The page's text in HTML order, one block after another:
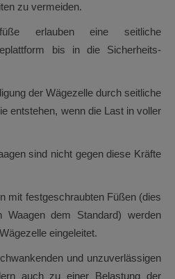
zu vermeiden.
erlauben eine seitliche
bis in die Sicherheits-
der Wägezelle durch seitliche
entstehen, wenn die Last in voller
sind nicht gegen diese Kräfte
mit festgeschraubten Füßen (dies
Waagen dem Standard) werden
eingeleitet.
und unzuverlässigen
auch zu einer Belastung der